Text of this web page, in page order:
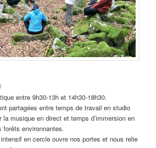
entre 9h30-13h et 14h30-18h30.
partagées entre temps de travail en studio
la musique en direct et temps d’immersion en
forêts environnantes.
en cercle ouvre nos portes et nous relie